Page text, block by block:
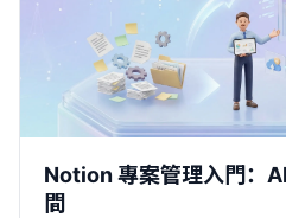
Notion 專案管理入門：
間